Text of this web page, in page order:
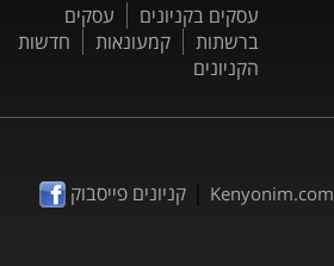
עסקים בקניונים
עסקים
ברשתות
קמעונאות
חדשות
הקניונים
Kenyonim.com
|קניונים פייסבוק